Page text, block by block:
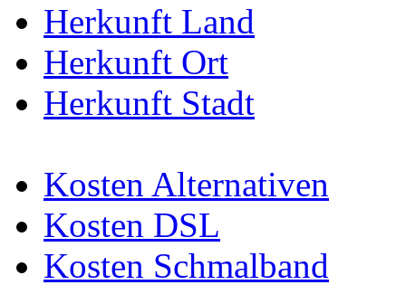
Herkunft Land
Herkunft Ort
Herkunft Stadt
Kosten Alternativen
Kosten DSL
Kosten Schmalband